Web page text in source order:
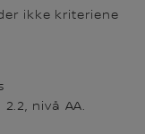
ikke kriteriene
nivå AA.